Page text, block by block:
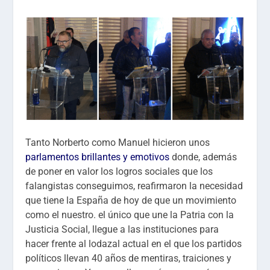
Tanto Norberto como Manuel hicieron unos
parlamentos brillantes y emotivos donde, además
de poner en valor los logros sociales que los
falangistas conseguimos, reafirmaron la necesidad
que tiene la España de hoy de que un movimiento
como el nuestro. el único que une la Patria con la
Justicia Social, llegue a las instituciones para
hacer frente al lodazal actual en el que los partidos
políticos llevan 40 años de mentiras, traiciones y